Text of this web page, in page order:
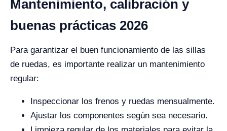
Mantenimiento, calibración y
buenas prácticas 2026
Para garantizar el buen funcionamiento de las sillas
de ruedas, es importante realizar un mantenimiento
regular:
Inspeccionar los frenos y ruedas mensualmente.
Ajustar los componentes según sea necesario.